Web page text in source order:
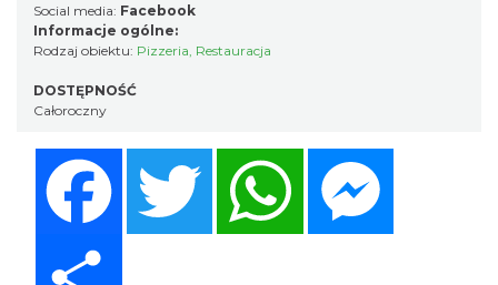
Social media: Facebook
Informacje ogólne:
Rodzaj obiektu: Pizzeria Restauracja
DOSTĘPNOŚĆ
Całoroczny
Twitter